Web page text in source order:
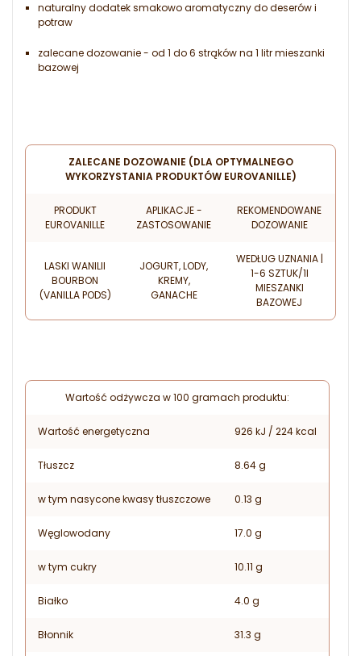
naturalny dodatek smakowo aromatyczny do deserów i
potraw
zalecane dozowanie - od 1 do 6 strąków na 1 litr mieszanki
bazowej
ZALECANE DOZOWANIE (DLA OPTYMALNEGO
WYKORZYSTANIA PRODUKTÓW EUROVANILLE)
PRODUKT
EUROVANILLE
APLIKACJE -
ZASTOSOWANIE
REKOMENDOWANE
DOZOWANIE
LASKI WANILII
BOURBON
(VANILLA PODS)
JOGURT, LODY,
KREMY,
GANACHE
WEDŁUG UZNANIA |
1-6 SZTUK/1l
MIESZANKI
BAZOWEJ
Wartość odżywcza w 100 gramach produktu:
Wartość energetyczna 926 kJ / 224 kcal
Tłuszcz 8.64 g
w tym nasycone kwasy tłuszczowe 0.13 g
Węglowodany 17.0 g
w tym cukry 10.11 g
Białko 4.0 g
Błonnik 31.3 g